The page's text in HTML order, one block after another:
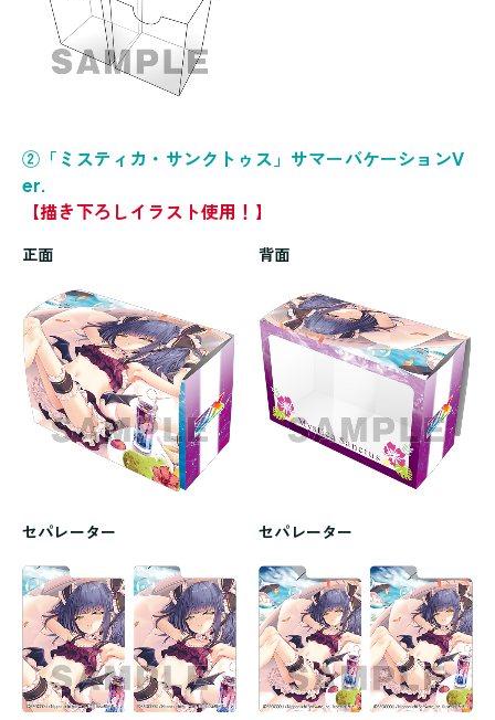
②「ミスティカ・サンクトゥス」サマーバケーションV
er.
【描き下ろしイラスト使用！】
正面 背面
セパレーター セパレーター